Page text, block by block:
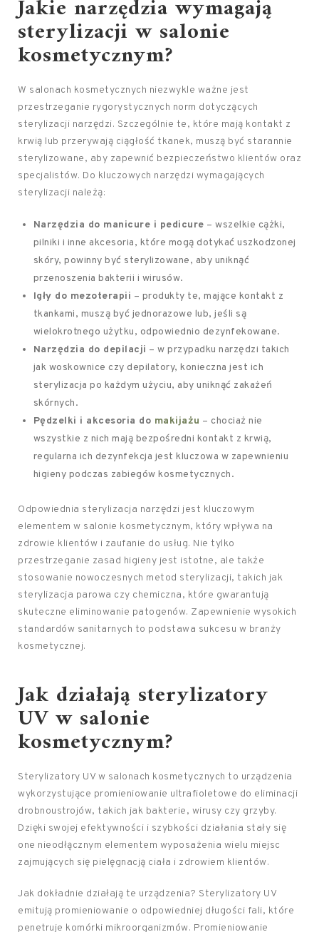
Jakie narzędzia wymagają
sterylizacji w salonie
kosmetycznym?
W salonach kosmetycznych niezwykle ważne jest
przestrzeganie rygorystycznych norm dotyczących
sterylizacji narzędzi. Szczególnie te, które mają kontakt z
krwią lub przerywają ciągłość tkanek, muszą być starannie
sterylizowane, aby zapewnić bezpieczeństwo klientów oraz
specjalistów. Do kluczowych narzędzi wymagających
sterylizacji należą:
Narzędzia do manicure i pedicure – wszelkie cążki,
pilniki i inne akcesoria, które mogą dotykać uszkodzonej
skóry, powinny być sterylizowane, aby uniknąć
przenoszenia bakterii i wirusów.
Igły do mezoterapii – produkty te, mające kontakt z
tkankami, muszą być jednorazowe lub, jeśli są
wielokrotnego użytku, odpowiednio dezynfekowane.
Narzędzia do depilacji – w przypadku narzędzi takich
jak woskownice czy depilatory, konieczna jest ich
sterylizacja po każdym użyciu, aby uniknąć zakażeń
skórnych.
Pędzelki i akcesoria do makijażu – chociaż nie
wszystkie z nich mają bezpośredni kontakt z krwią,
regularna ich dezynfekcja jest kluczowa w zapewnieniu
higieny podczas zabiegów kosmetycznych.
Odpowiednia sterylizacja narzędzi jest kluczowym
elementem w salonie kosmetycznym, który wpływa na
zdrowie klientów i zaufanie do usług. Nie tylko
przestrzeganie zasad higieny jest istotne, ale także
stosowanie nowoczesnych metod sterylizacji, takich jak
sterylizacja parowa czy chemiczna, które gwarantują
skuteczne eliminowanie patogenów. Zapewnienie wysokich
standardów sanitarnych to podstawa sukcesu w branży
kosmetycznej.
Jak działają sterylizatory
UV w salonie
kosmetycznym?
Sterylizatory UV w salonach kosmetycznych to urządzenia
wykorzystujące promieniowanie ultrafioletowe do eliminacji
drobnoustrojów, takich jak bakterie, wirusy czy grzyby.
Dzięki swojej efektywności i szybkości działania stały się
one nieodłącznym elementem wyposażenia wielu miejsc
zajmujących się pielęgnacją ciała i zdrowiem klientów.
Jak dokładnie działają te urządzenia? Sterylizatory UV
emitują promieniowanie o odpowiedniej długości fali, które
penetruje komórki mikroorganizmów. Promieniowanie